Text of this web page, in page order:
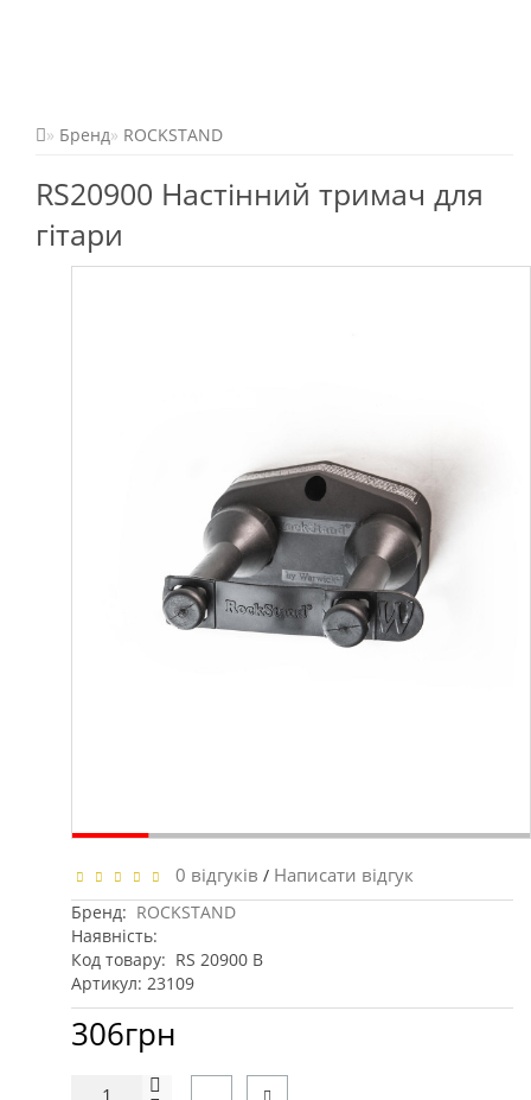
Бренд ROCKSTAND
RS20900 Настінний тримач для
гітари
0 відгуків / Написати відгук
Бренд: ROCKSTAND
Наявність:
Код товару: RS 20900 B
Артикул: 23109
306грн